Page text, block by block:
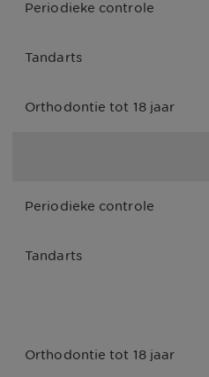
Periodieke controle
Tandarts
Orthodontie tot 18 jaar
Periodieke controle
Tandarts
Orthodontie tot 18 jaar